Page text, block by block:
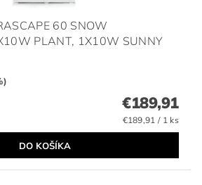
60 SNOW
PLANT, 1X10W SUNNY
€189,91
€189,91 / 1 ks